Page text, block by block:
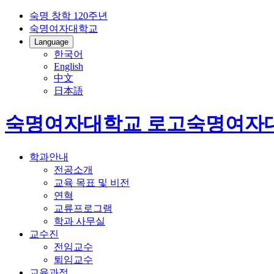
숙명 창학 120주년
숙명여자대학교
Language
한국어
English
中文
日本語
숙명여자대학교 로고숙명여자
학과안내
전공소개
교육 목표 및 비전
연혁
교류프로그램
학과 사무실
교수진
전임교수
퇴임교수